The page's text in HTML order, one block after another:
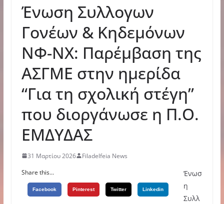
Ένωση Συλλογων
Γονέων & Κηδεμόνων
ΝΦ-ΝΧ: Παρέμβαση της
ΑΣΓΜΕ στην ημερίδα
“Για τη σχολική στέγη”
που διοργάνωσε η Π.Ο.
ΕΜΔΥΔΑΣ
31 Μαρτίου 2026
Filadelfeia News
Share this...
Facebook Pinterest Twitter Linkedin
Ένωσ
η
Συλλ